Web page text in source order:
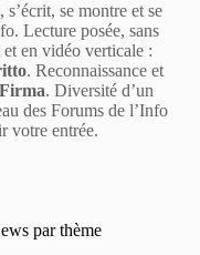
se montre et se
Lecture posée, sans
en vidéo verticale :
. Reconnaissance et
Firma. Diversité d’un
des Forums de l’Info
votre entrée.
par thème